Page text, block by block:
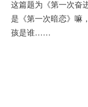
这篇题为《第一次奋
是《第一次暗恋》嘛
孩是谁……